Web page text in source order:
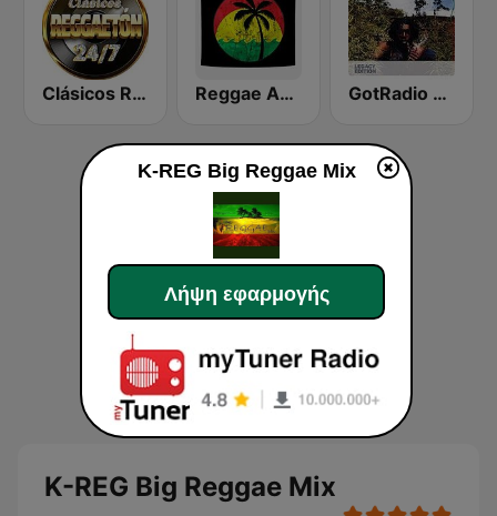
Clásicos Reggaeton 24/7 Reggae Ambassadors Radio GotRadio - Reggae Rasta & Roots
K-REG Big Reggae Mix
K-REG Big Reggae Mix
Λήψη εφαρμογής